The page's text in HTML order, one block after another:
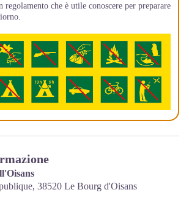
regolamento che è utile conoscere per preparare
38520 Le Bourg d'Oisans